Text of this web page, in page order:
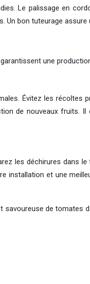
Le palissage en
bon tuteurage
une
Évitez les
de nouveaux
les déchirures dans
installation et une
de